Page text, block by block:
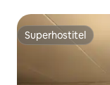
Superhostiteľ
Superhostiteľ